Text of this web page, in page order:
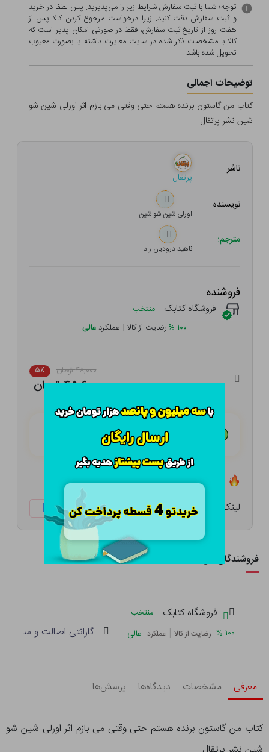
توجه؛ شما با ثبت سفارش شرایط زیر را می‌پذیرید. پس لطفا در خرید
و ثبت سفارش دقت کنید. زیرا درخواست مرجوع کردن کالا پس از
هفت روز از تاریخ ثبت سفارش، فقط در صورتی امکان پذیر است که
کالا با مشخصات ذکر شده در سایت مغایرت داشته یا بصورت معيوب
تحویل شده باشد.
توضیحات اجمالی
کتاب من گاستون برنده هستم حتی وقتی می بازم اثر اورلی شین شو
شین نشر پرتقال
ناشر:
پرتقال
نویسنده:
اورلی شین شو شین
مترجم:
ناهید درودیان راد
فروشنده
فروشگاه کتابک منتخب
۱۰۰ %رضایت از کالا | عملکرد عالی
۴۸,۰۰۰ تومان ۵٪
۴۵,۶۰۰ تومان
هـر قسط با تــرب‌پــی:
لینک کوتاه: ketabtala.com/sbp-41479
فروشندگان این کالا
فروشگاه کتابک
منتخب
۱۰۰ % رضایت از کالا | عملکرد عالی گارانتی اصالت و سلامت
معرفی مشخصات دیدگاه‌ها پرسش‌ها
کتاب من گاستون برنده هستم حتی وقتی می بازم اثر اورلی شین شو